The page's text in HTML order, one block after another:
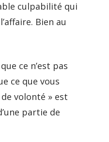
culpabilité qui
Bien au
ce n’est pas
ce que vous
volonté » est
partie de